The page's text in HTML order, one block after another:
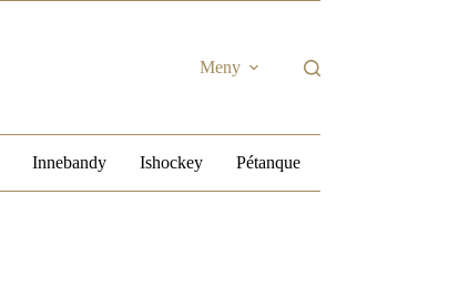
Meny
Innebandy Ishockey Pétanque